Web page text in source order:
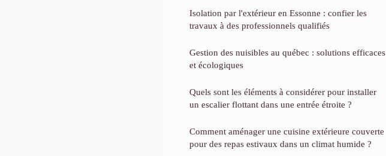
Isolation par l'extérieur en Essonne : confier les
travaux à des professionnels qualifiés
Gestion des nuisibles au québec : solutions efficaces
et écologiques
Quels sont les éléments à considérer pour installer
un escalier flottant dans une entrée étroite ?
Comment aménager une cuisine extérieure couverte
pour des repas estivaux dans un climat humide ?